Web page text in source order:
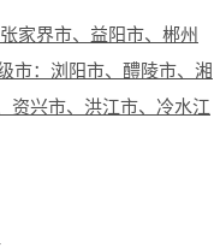
家界市、益阳市、郴州
市：浏阳市、醴陵市、湘
资兴市、洪江市、冷水江